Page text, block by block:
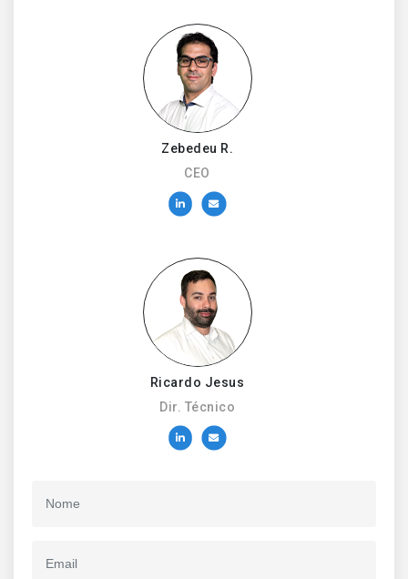
Zebedeu R.
CEO
Ricardo Jesus
Dir. Técnico